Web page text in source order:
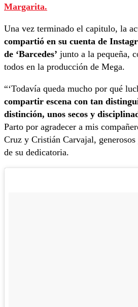
Margarita.
Una vez terminado el capitulo, la
compartió en su cuenta de
de ‘Barcedes’ junto a la pequeña,
todos en la producción de Mega.
“‘Todavía queda mucho por qué
compartir escena con tan
distinción, unos secos y
Parto por agradecer a mis
Cruz y Cristián Carvajal,
de su dedicatoria.